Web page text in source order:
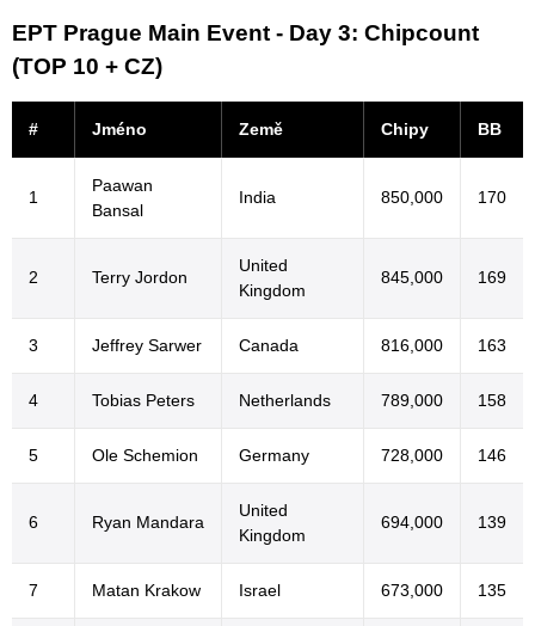
EPT Prague Main Event - Day 3: Chipcount
(TOP 10 + CZ)
# Jméno Země Chipy BB
1
Paawan
Bansal
India 850,000 170
2 Terry Jordon
United
Kingdom
845,000 169
3 Jeffrey Sarwer Canada 816,000 163
4 Tobias Peters Netherlands 789,000 158
5 Ole Schemion Germany 728,000 146
6 Ryan Mandara
United
Kingdom
694,000 139
7 Matan Krakow Israel 673,000 135